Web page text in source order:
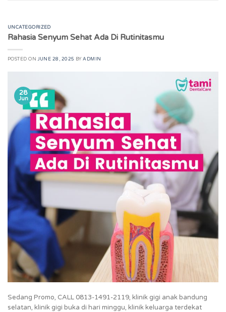
UNCATEGORIZED
Rahasia Senyum Sehat Ada Di Rutinitasmu
POSTED ONJUNE 28, 2025 BYADMIN
28
Jun
Sedang Promo, CALL 0813-1491-2119, klinik gigi anak bandung
selatan, klinik gigi buka di hari minggu, klinik keluarga terdekat